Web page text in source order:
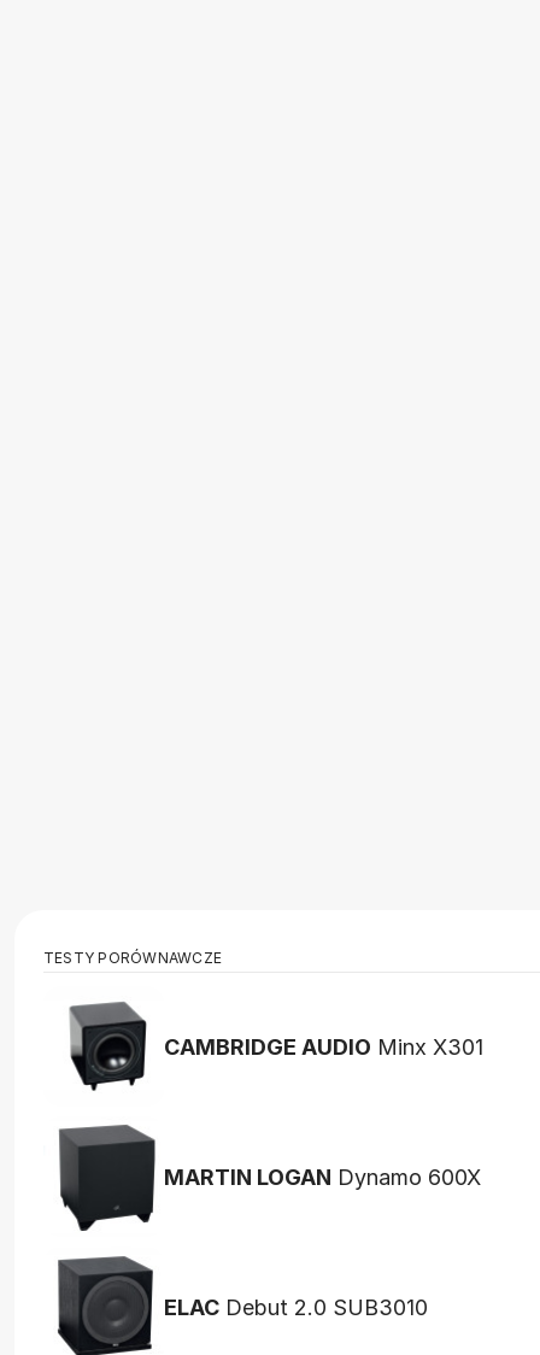
TESTY PORÓWNAWCZE
CAMBRIDGE AUDIO Minx X301
MARTIN LOGAN Dynamo 600X
ELAC Debut 2.0 SUB3010